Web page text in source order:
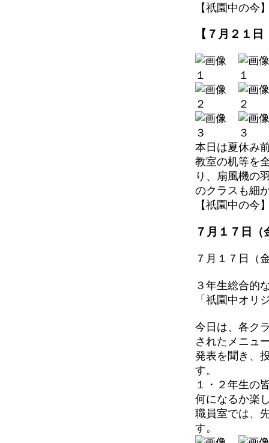
【祇園中の今
【７月２１
本日は夏休み
教室の机等を
り、扇風機の
のクラスも細
【祇園中の今
７月１７日
７月１７日（
３年生総合的
「祇園中オリ
今日は、各ク
されたメニュ
発表を聞き、
す。
１・２年生の
何になるか楽
職員室では、
す。